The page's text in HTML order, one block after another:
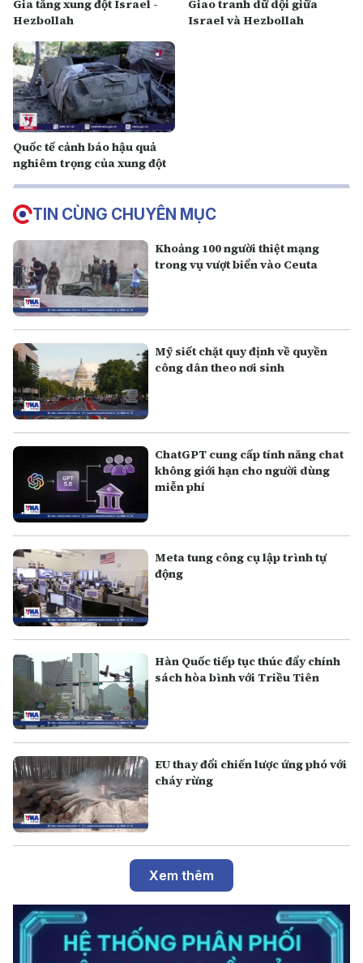
Gia tăng xung đột Israel -
Hezbollah
Giao tranh dữ dội giữa
Israel và Hezbollah
Quốc tế cảnh báo hậu quả
nghiêm trọng của xung đột
TIN CÙNG CHUYÊN MỤC
Khoảng 100 người thiệt mạng
trong vụ vượt biển vào Ceuta
Mỹ siết chặt quy định về quyền
công dân theo nơi sinh
ChatGPT cung cấp tính năng chat
không giới hạn cho người dùng
miễn phí
Meta tung công cụ lập trình tự
động
Hàn Quốc tiếp tục thúc đẩy chính
sách hòa bình với Triều Tiên
EU thay đổi chiến lược ứng phó với
cháy rừng
Xem thêm